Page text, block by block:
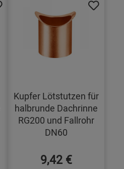
Kupfer Lötstutzen für
halbrunde Dachrinne
RG200 und Fallrohr
DN60
9,42 €